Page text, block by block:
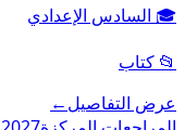
🎓 السادس الإعدادي
📂 كتاب
عرض التفاصيل←